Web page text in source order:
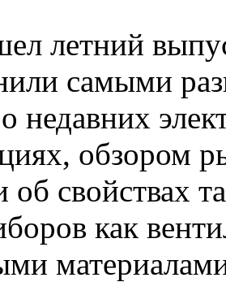
летний
самыми
недавних
обзором
об свойствах
как